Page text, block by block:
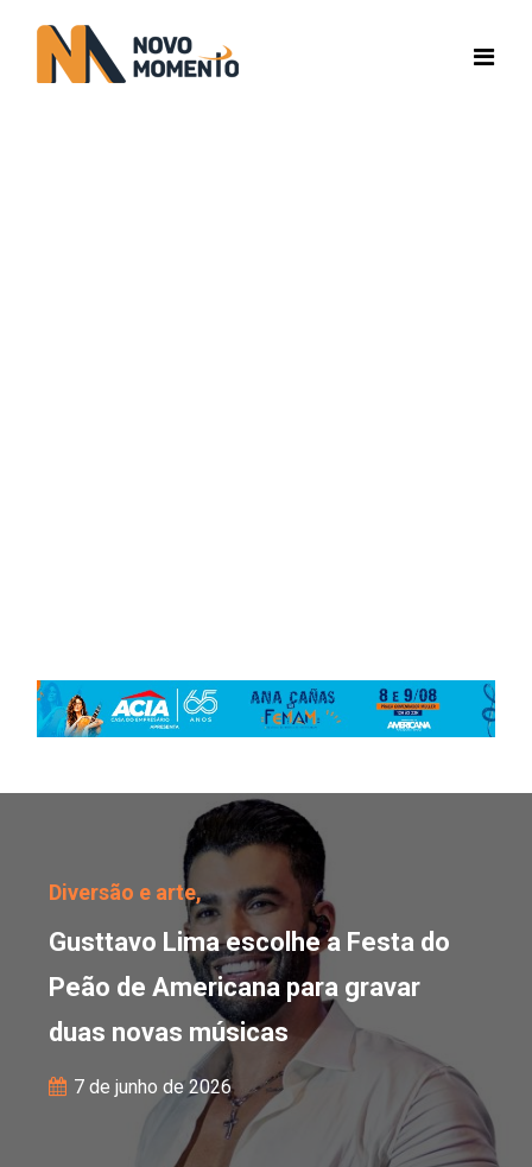
Gusttavo Lima escolhe
Diversão e arte,
Gusttavo Lima escolhe a Festa do
Peão de Americana para gravar
duas novas músicas
7 de junho de 2026